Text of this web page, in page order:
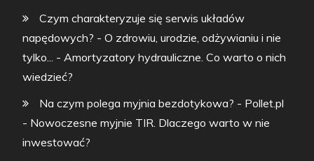
Czym charakteryzuje się serwis układów
napędowych? - O zdrowiu, urodzie, odżywianiu i nie
tylko... -Amortyzatory hydrauliczne. Co warto o nich
wiedzieć?
Na czym polega myjnia bezdotykowa? - Pollet.pl
- Nowoczesne myjnie TIR. Dlaczego warto w nie
inwestować?